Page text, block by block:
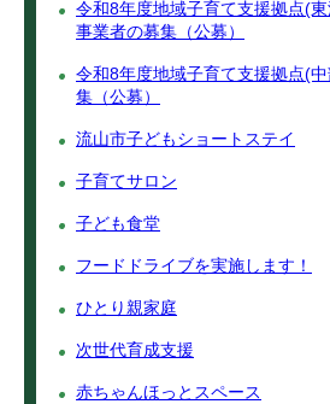
令和8年度地域子育て支援拠点(
事業者の募集（公募）
令和8年度地域子育て支援拠点(
集（公募）
流山市子どもショートステイ
子育てサロン
子ども食堂
フードドライブを実施します！
ひとり親家庭
次世代育成支援
赤ちゃんほっとスペース